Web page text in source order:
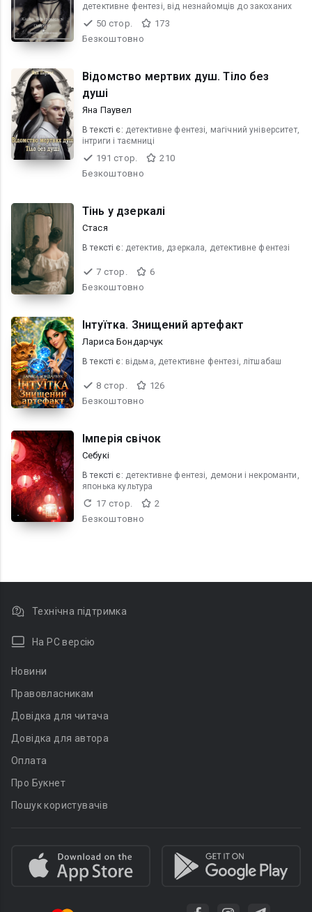
детективне фентезі, від незнайомців до закоханих
50 стор.
173
Безкоштовно
Відомство мертвих душ. Тіло без
душі
Яна Паувел
В текcті є: детективне фентезі, магічний університет,
інтриги і таємниці
191 стор.
210
Безкоштовно
Тінь у дзеркалі
Стася
В текcті є: детектив, дзеркала, детективне фентезі
7 стор.
6
Безкоштовно
Інтуїтка. Знищений артефакт
Лариса Бондарчук
В текcті є: відьма, детективне фентезі, літшабаш
8 стор.
126
Безкоштовно
Імперія свічок
Себукі
В текcті є: детективне фентезі, демони і некроманти,
японька культура
17 стор.
2
Безкоштовно
Технічна підтримка
На PC версію
Новини
Правовласникам
Довідка для читача
Довідка для автора
Оплата
Про Букнет
Пошук користувачів